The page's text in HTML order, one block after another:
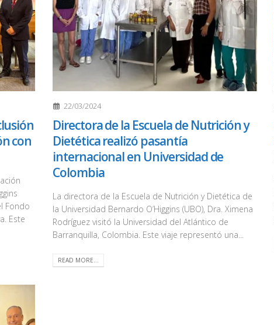
con
Fondo
Este
22/03/2024
Directora de la Escuela de Nutrición y
Dietética realizó pasantía
internacional en Universidad de
Colombia
La directora de la Escuela de Nutrición y Dietética de
la Universidad Bernardo O’Higgins (UBO), Dra. Ximena
Rodríguez visitó la Universidad del Atlántico de
Barranquilla, Colombia. Este viaje representó una...
READ MORE...